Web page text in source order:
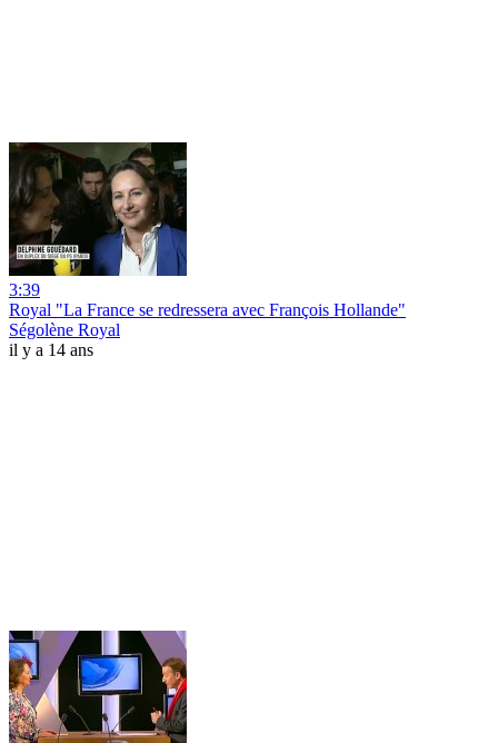
3:39
Royal "La France se redressera avec François Hollande"
Ségolène Royal
il y a 14 ans